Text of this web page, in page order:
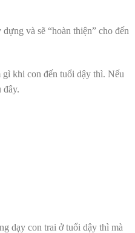
và sẽ “hoàn thiện” cho đến
khi con đến tuổi dậy thì. Nếu
đây.
dạy con trai ở tuổi dậy thì mà